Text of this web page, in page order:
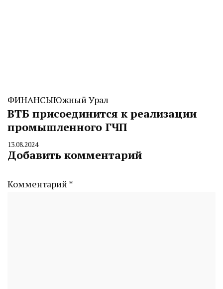
ФИНАНСЫЮжный Урал
ВТБ присоединится к реализации
промышленного ГЧП
By
CHELINDUSTRY
13.08.2024
Добавить комментарий
Комментарий *